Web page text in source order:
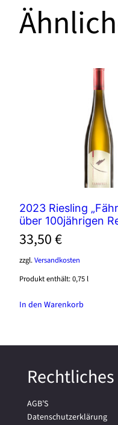
2023 Riesling
über 100jährigen
33,50€
zzgl.Versandkosten
Produkt enthält: 0,75 l
In den Warenkorb
Rechtliches
AGB’S
Datenschutzerklärung